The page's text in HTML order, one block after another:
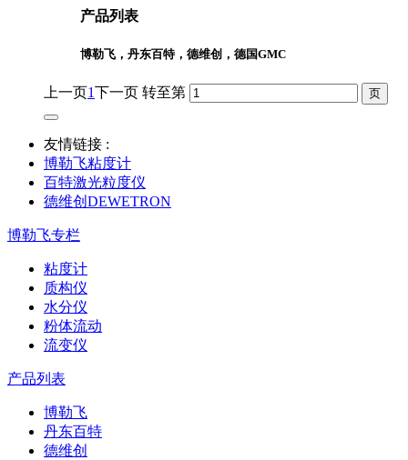
产品列表
博勒飞，丹东百特，德维创，德国GMC
上一页1下一页 转至第
友情链接 :
博勒飞粘度计
百特激光粒度仪
德维创DEWETRON
博勒飞专栏
粘度计
质构仪
水分仪
粉体流动
流变仪
产品列表
博勒飞
丹东百特
德维创